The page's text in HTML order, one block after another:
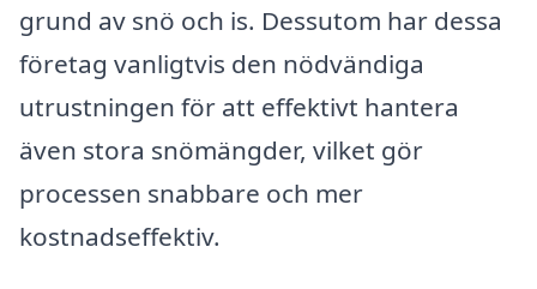
grund av snö och is. Dessutom har dessa
företag vanligtvis den nödvändiga
utrustningen för att effektivt hantera
även stora snömängder, vilket gör
processen snabbare och mer
kostnadseffektiv.